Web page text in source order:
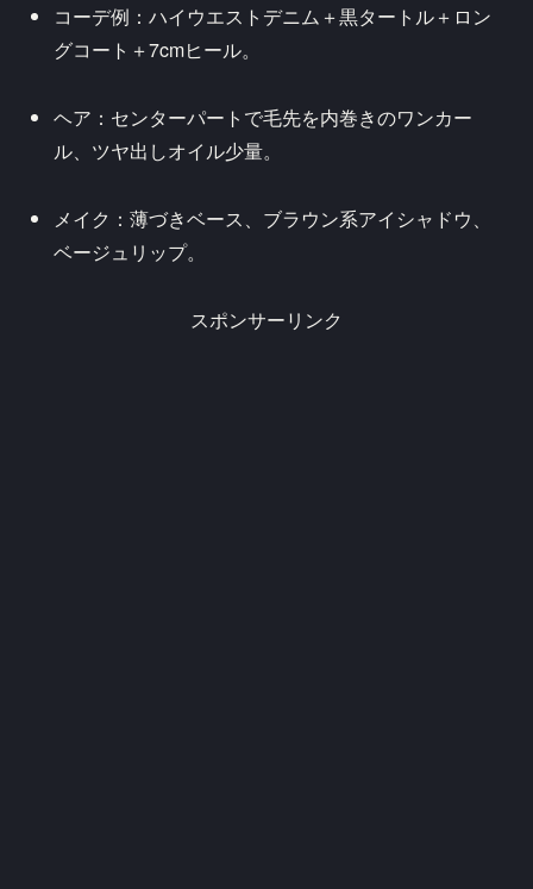
コーデ例：ハイウエストデニム＋黒タートル＋ロン
グコート＋7cmヒール。
ヘア：センターパートで毛先を内巻きのワンカー
ル、ツヤ出しオイル少量。
メイク：薄づきベース、ブラウン系アイシャドウ、
ベージュリップ。
スポンサーリンク